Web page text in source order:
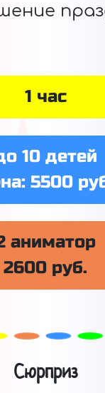
1 час
10 детей
5500
аниматор
2600 руб.
Сюрприз